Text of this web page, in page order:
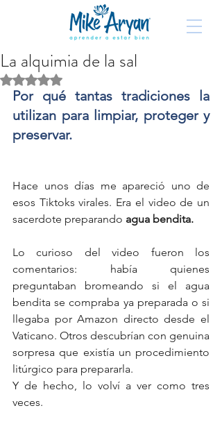
La alquimia de la sal
Obtuvo NaN de 5 estrellas.
Por qué tantas tradiciones la
utilizan para limpiar, proteger y
preservar.
Hace unos días me apareció uno de
esos Tiktoks virales. Era el video de un
sacerdote preparando agua bendita.
Lo curioso del video fueron los
comentarios: había quienes
preguntaban bromeando si el agua
bendita se compraba ya preparada o si
llegaba por Amazon directo desde el
Vaticano. Otros descubrían con genuina
sorpresa que existía un procedimiento
litúrgico para prepararla.
Y de hecho, lo volví a ver como tres
veces.